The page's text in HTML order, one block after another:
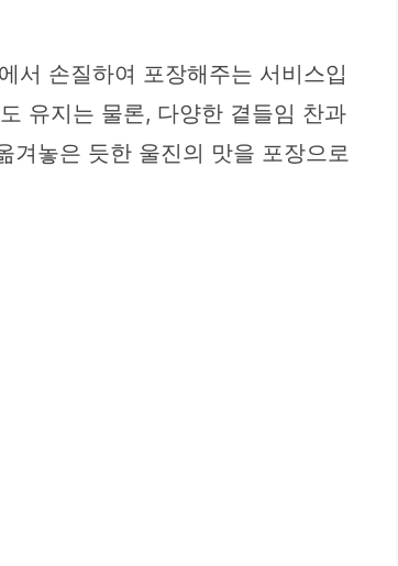
서 손질하여 포장해주는 서비스입
유지는 물론, 다양한 곁들임 찬과
겨놓은 듯한 울진의 맛을 포장으로